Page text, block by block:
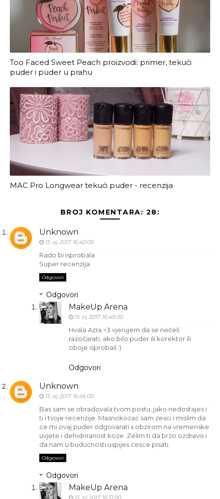
Too Faced Sweet Peach proizvodi: primer, tekući
puder i puder u prahu
MAC Pro Longwear tekući puder - recenzija
BROJ KOMENTARA: 28:
Unknown
15. sij 2017. 16:40:00
Rado bi isprobala
Super recenzija
Odgovori
Odgovori
MakeUp Arena
15. sij 2017. 16:49:00
Hvala Azra <3 vjerujem da se nećeš
razočarati, ako bilo puder ili korektor ili
oboje isprobaš :)
Odgovori
Unknown
15. sij 2017. 16:46:00
Bas sam se obradovala tvom postu, jako nedostajes i
ti i tvoje recenzije. Masnokozac sam zesci i mislim da
ce mi ovaj puder odgovarati s obzirom na vremenske
uvjete i dehidriranost koze. Zelim ti da brzo ozdravis i
da nam u buducnosti uspijes cesce pisati.
Odgovori
Odgovori
MakeUp Arena
15. sij 2017. 16:51:00